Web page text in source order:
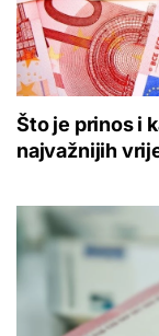
Što je prinos i
najvažnijih